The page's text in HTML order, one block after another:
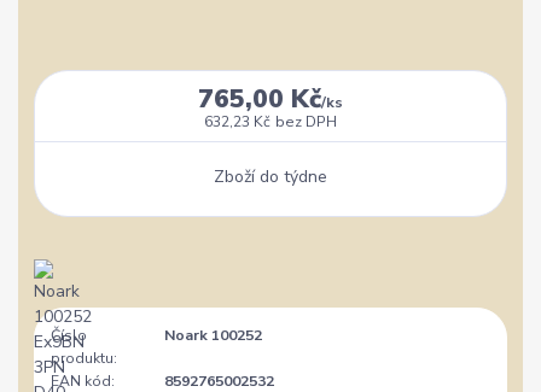
765,00 Kč/ks
632,23 Kč bez DPH
Zboží do týdne
Číslo
produktu:
Noark 100252
EAN kód:
8592765002532